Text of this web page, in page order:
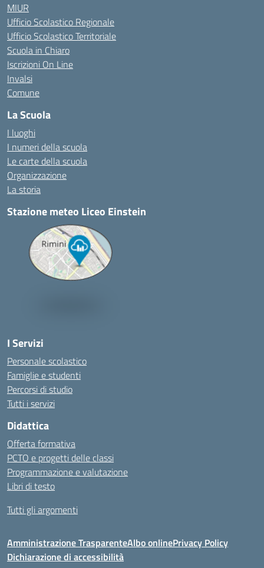
MIUR
Ufficio Scolastico Regionale
Ufficio Scolastico Territoriale
Scuola in Chiaro
Iscrizioni On Line
Invalsi
Comune
La Scuola
I luoghi
I numeri della scuola
Le carte della scuola
Organizzazione
La storia
Stazione meteo Liceo Einstein
I Servizi
Personale scolastico
Famiglie e studenti
Percorsi di studio
Tutti i servizi
Didattica
Offerta formativa
PCTO e progetti delle classi
Programmazione e valutazione
Libri di testo
Tutti gli argomenti
Amministrazione TrasparenteAlbo onlinePrivacy Policy
Dichiarazione di accessibilità